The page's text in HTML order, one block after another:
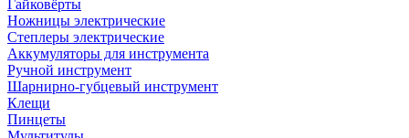
Гайковёрты
Ножницы электрические
Степлеры электрические
Аккумуляторы для инструмента
Ручной инструмент
Шарнирно-губцевый инструмент
Клещи
Пинцеты